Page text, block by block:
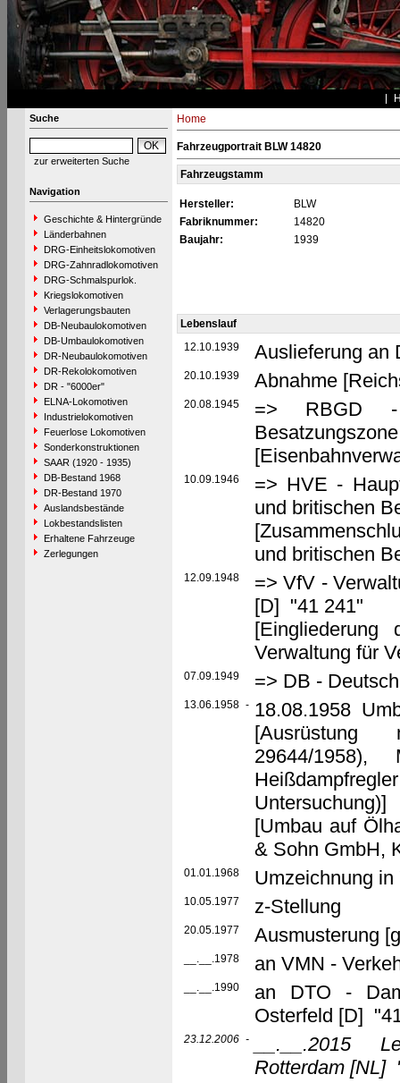
Suche
zur erweiterten Suche
Navigation
Geschichte & Hintergründe
Länderbahnen
DRG-Einheitslokomotiven
DRG-Zahnradlokomotiven
DRG-Schmalspurlok.
Kriegslokomotiven
Verlagerungsbauten
DB-Neubaulokomotiven
DB-Umbaulokomotiven
DR-Neubaulokomotiven
DR-Rekolokomotiven
DR - "6000er"
ELNA-Lokomotiven
Industrielokomotiven
Feuerlose Lokomotiven
Sonderkonstruktionen
SAAR (1920 - 1935)
DB-Bestand 1968
DR-Bestand 1970
Auslandsbestände
Lokbestandslisten
Erhaltene Fahrzeuge
Zerlegungen
Home
Fahrzeugportrait BLW 14820
Fahrzeugstamm
Hersteller:
BLW
Fabriknummer:
14820
Baujahr:
1939
Lebenslauf
12.10.1939
Auslieferung an
20.10.1939 Abnahme
20.08.1945
=> RBGD -
10.09.1946
=> HVE -
und britischen
und britischen
12.09.1948
=> VfV -
[D] "41 241"
Verwaltung für
07.09.1949 => DB -
13.06.1958 - 18.08.1958
[Ausrüstung
29644/1958),
Untersuchung)]
[Umbau auf
& Sohn GmbH,
01.01.1968 Umzeichnung
10.05.1977 z-Stellung
20.05.1977 Ausmusterung
__.__.1978 an VMN -
__.__.1990
an DTO -
Osterfeld [D]
23.12.2006 - __.__.2015
Rotterdam [NL]